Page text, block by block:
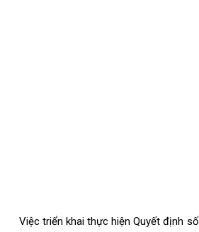
Việc triển khai thực hiệnQuyết định